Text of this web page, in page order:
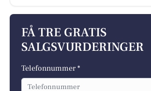
FÅ TRE GRATIS
SALGSVURDERINGER
Telefonnummer *